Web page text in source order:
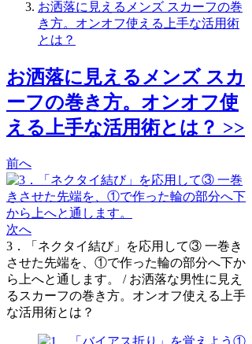
お洒落に見えるメンズ スカーフの巻
き方。オンオフ使える上手な活用術
とは？
お洒落に見えるメンズ スカ
ーフの巻き方。オンオフ使
える上手な活用術とは？ >>
前へ
次へ
3．「ネクタイ結び」を応用して③ 一巻き
させた先端を、①で作った輪の部分へ下か
ら上へと通します。 / お洒落な男性に見え
るスカーフの巻き方。オンオフ使える上手
な活用術とは？